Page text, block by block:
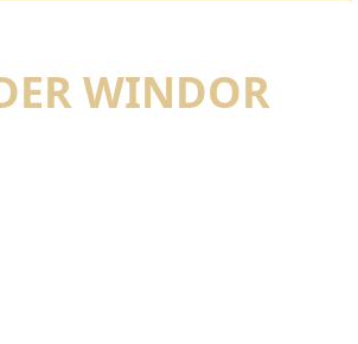
WINDOR